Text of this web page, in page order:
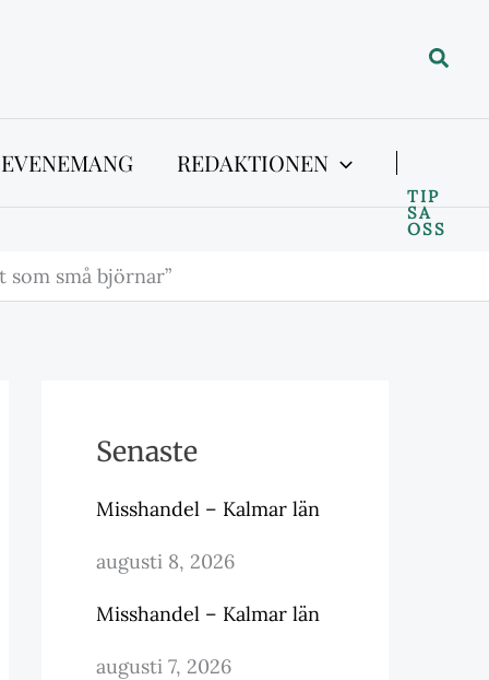
Sök
REDAKTIONEN
TIP
SA
OSS
som små björnar”
Senaste
Misshandel – Kalmar län
augusti 8, 2026
Misshandel – Kalmar län
augusti 7, 2026